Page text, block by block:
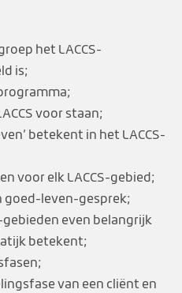
het LACCS-
is;
voor staan;
betekent in het LACCS-
voor elk LACCS-gebied;
goed-leven-gesprek;
gebieden even belangrijk
betekent;
van een cliënt en